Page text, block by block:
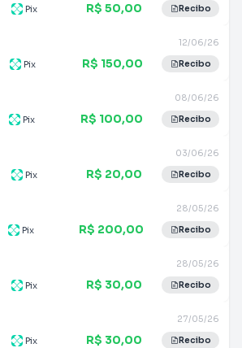
Pix R$ 50,00 Recibo
12/06/26
Pix R$ 150,00 Recibo
08/06/26
Pix R$ 100,00 Recibo
03/06/26
Pix R$ 20,00 Recibo
28/05/26
Pix R$ 200,00 Recibo
28/05/26
Pix R$ 30,00 Recibo
27/05/26
Pix R$ 30,00 Recibo